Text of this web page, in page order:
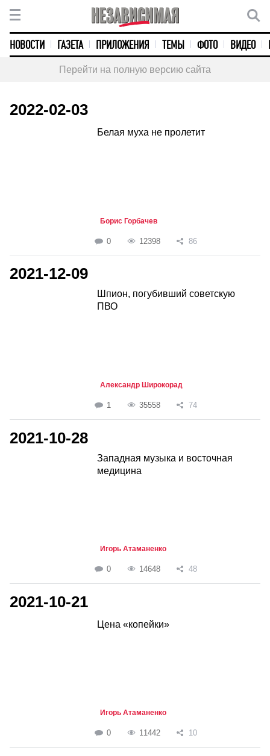
НОВОСТИ ГАЗЕТА ПРИЛОЖЕНИЯ ТЕМЫ ФОТО ВИДЕО
Перейти на полную версию сайта
2022-02-03
Белая муха не пролетит
Борис Горбачев
0 12398 86
2021-12-09
Шпион, погубивший советскую
ПВО
Александр Широкорад
1 35558 74
2021-10-28
Западная музыка и восточная
медицина
Игорь Атаманенко
0 14648 48
2021-10-21
Цена «копейки»
Игорь Атаманенко
0 11442 10